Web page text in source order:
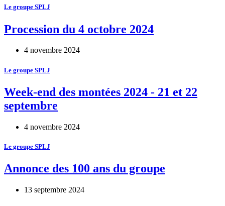
Le groupe SPLJ
Procession du 4 octobre 2024
4 novembre 2024
Le groupe SPLJ
Week-end des montées 2024 - 21 et 22
septembre
4 novembre 2024
Le groupe SPLJ
Annonce des 100 ans du groupe
13 septembre 2024